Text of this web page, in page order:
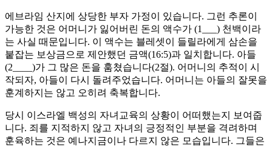
에브라임 산지에 상당한 부자 가정이 있습니다. 그런 추론이
가능한 것은 어머니가 잃어버린 돈의 액수가 (1___) 천백이라
는 사실 때문입니다. 이 액수는 블레셋이 들릴라에게 삼손을
붙잡는 보상금으로 제안했던 금액(16:5)과 일치합니다. 아들
(2____)가 그 많은 돈을 훔쳤습니다(2절). 어머니의 추적이 시
작되자, 아들이 다시 돌려주었습니다. 어머니는 아들의 잘못을
훈계하지는 않고 오히려 축복합니다.
당시 이스라엘 백성의 자녀교육의 상황이 어떠했는지 보여줍
니다. 죄를 지적하지 않고 자녀의 긍정적인 부분을 격려하며
훈육하는 것은 예나지금이나 다르지 않은 모습입니다. 그들은